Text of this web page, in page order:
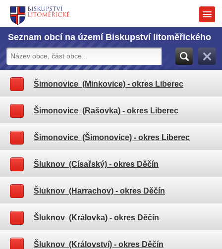
Seznam obcí na území Biskupství litoměřického
Šimonovice (Minkovice) - okres Liberec
Šimonovice (Rašovka) - okres Liberec
Šimonovice (Šimonovice) - okres Liberec
Šluknov (Císařský) - okres Děčín
Šluknov (Harrachov) - okres Děčín
Šluknov (Královka) - okres Děčín
Šluknov (Království) - okres Děčín